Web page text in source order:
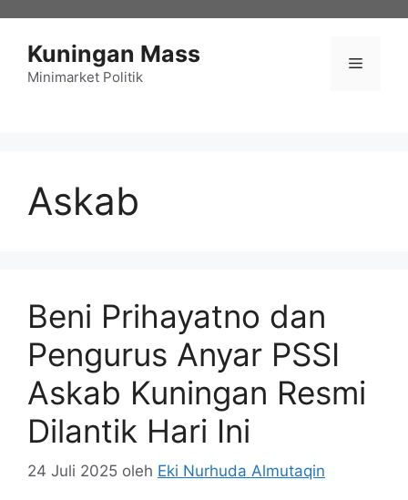
Kuningan Mass
Minimarket Politik
Menu
Askab
Beni Prihayatno dan
Pengurus Anyar PSSI
Askab Kuningan Resmi
Dilantik Hari Ini
24 Juli 2025 oleh Eki Nurhuda Almutaqin